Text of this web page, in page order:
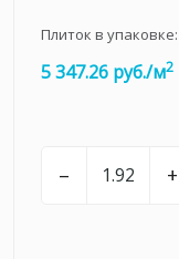
Плиток в упаковке:
5 347.26 руб./м2
– +